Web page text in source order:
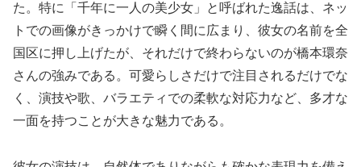
た。特に「千年に一人の美少女」と呼ばれた逸話は、ネッ
トでの画像がきっかけで瞬く間に広まり、彼女の名前を全
国区に押し上げたが、それだけで終わらないのが橋本環奈
さんの強みである。可愛らしさだけで注目されるだけでな
く、演技や歌、バラエティでの柔軟な対応力など、多才な
一面を持つことが大きな魅力である。